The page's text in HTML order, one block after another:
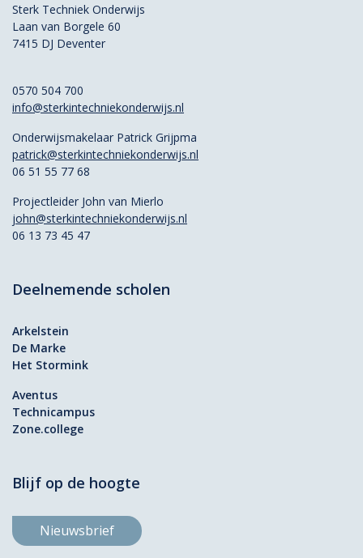
Sterk Techniek Onderwijs
Laan van Borgele 60
7415 DJ Deventer
0570 504 700
info@sterkintechniekonderwijs.nl
Onderwijsmakelaar Patrick Grijpma
patrick@sterkintechniekonderwijs.nl
06 51 55 77 68
Projectleider John van Mierlo
john@sterkintechniekonderwijs.nl
06 13 73 45 47
Deelnemende scholen
Arkelstein
De Marke
Het Stormink
Aventus
Technicampus
Zone.college
Blijf op de hoogte
Nieuwsbrief